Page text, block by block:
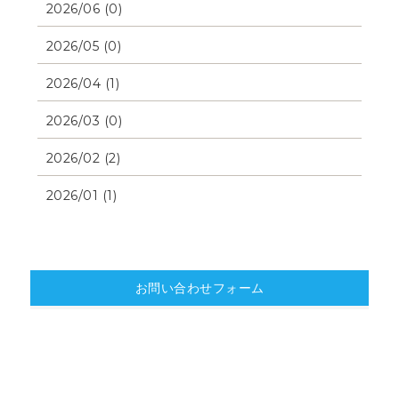
2026/06 (0)
2026/05 (0)
2026/04 (1)
2026/03 (0)
2026/02 (2)
2026/01 (1)
お問い合わせフォーム